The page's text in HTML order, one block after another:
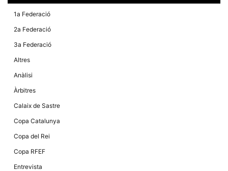
1a Federació
2a Federació
3a Federació
Altres
Anàlisi
Àrbitres
Calaix de Sastre
Copa Catalunya
Copa del Rei
Copa RFEF
Entrevista